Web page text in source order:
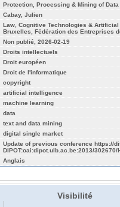
Protection, Processing & Mining of
Cabay, Julien
Law, Cognitive Technologies &
Bruxelles, Fédération des Entreprises
Non publié, 2026-02-19
Droits intellectuels
Droit européen
Droit de l'informatique
copyright
artificial intelligence
machine learning
data
text and data mining
digital single market
Update of previous conference https://
DIPOT:oai:dipot.ulb.ac.be:2013/302670/
Anglais
Visibilité